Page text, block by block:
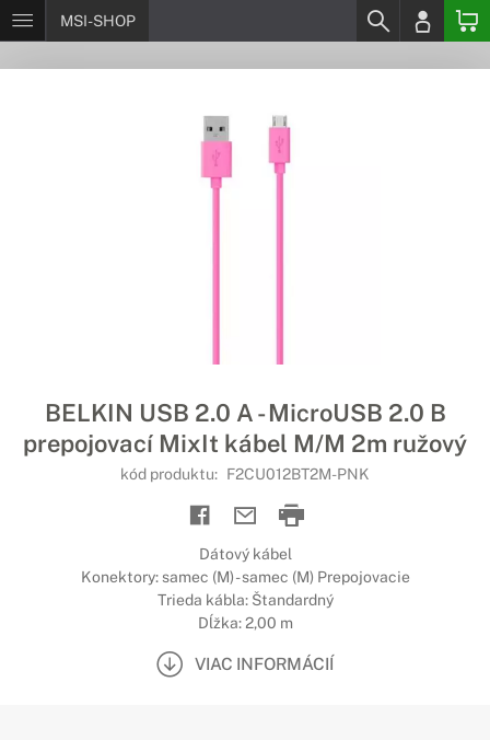
MSI-SHOP
BELKIN USB 2.0 A - MicroUSB 2.0 B
prepojovací MixIt kábel M/M 2m ružový
kód produktu: F2CU012BT2M-PNK
Dátový kábel
Konektory: samec (M) - samec (M) Prepojovacie
Trieda kábla: Štandardný
Dĺžka: 2,00 m
VIAC INFORMÁCIÍ